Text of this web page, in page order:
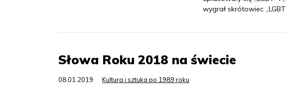
wygrał skrótowiec
Słowa Roku 2018 na świecie
08.01.2019 Kultura i sztuka po 1989 roku